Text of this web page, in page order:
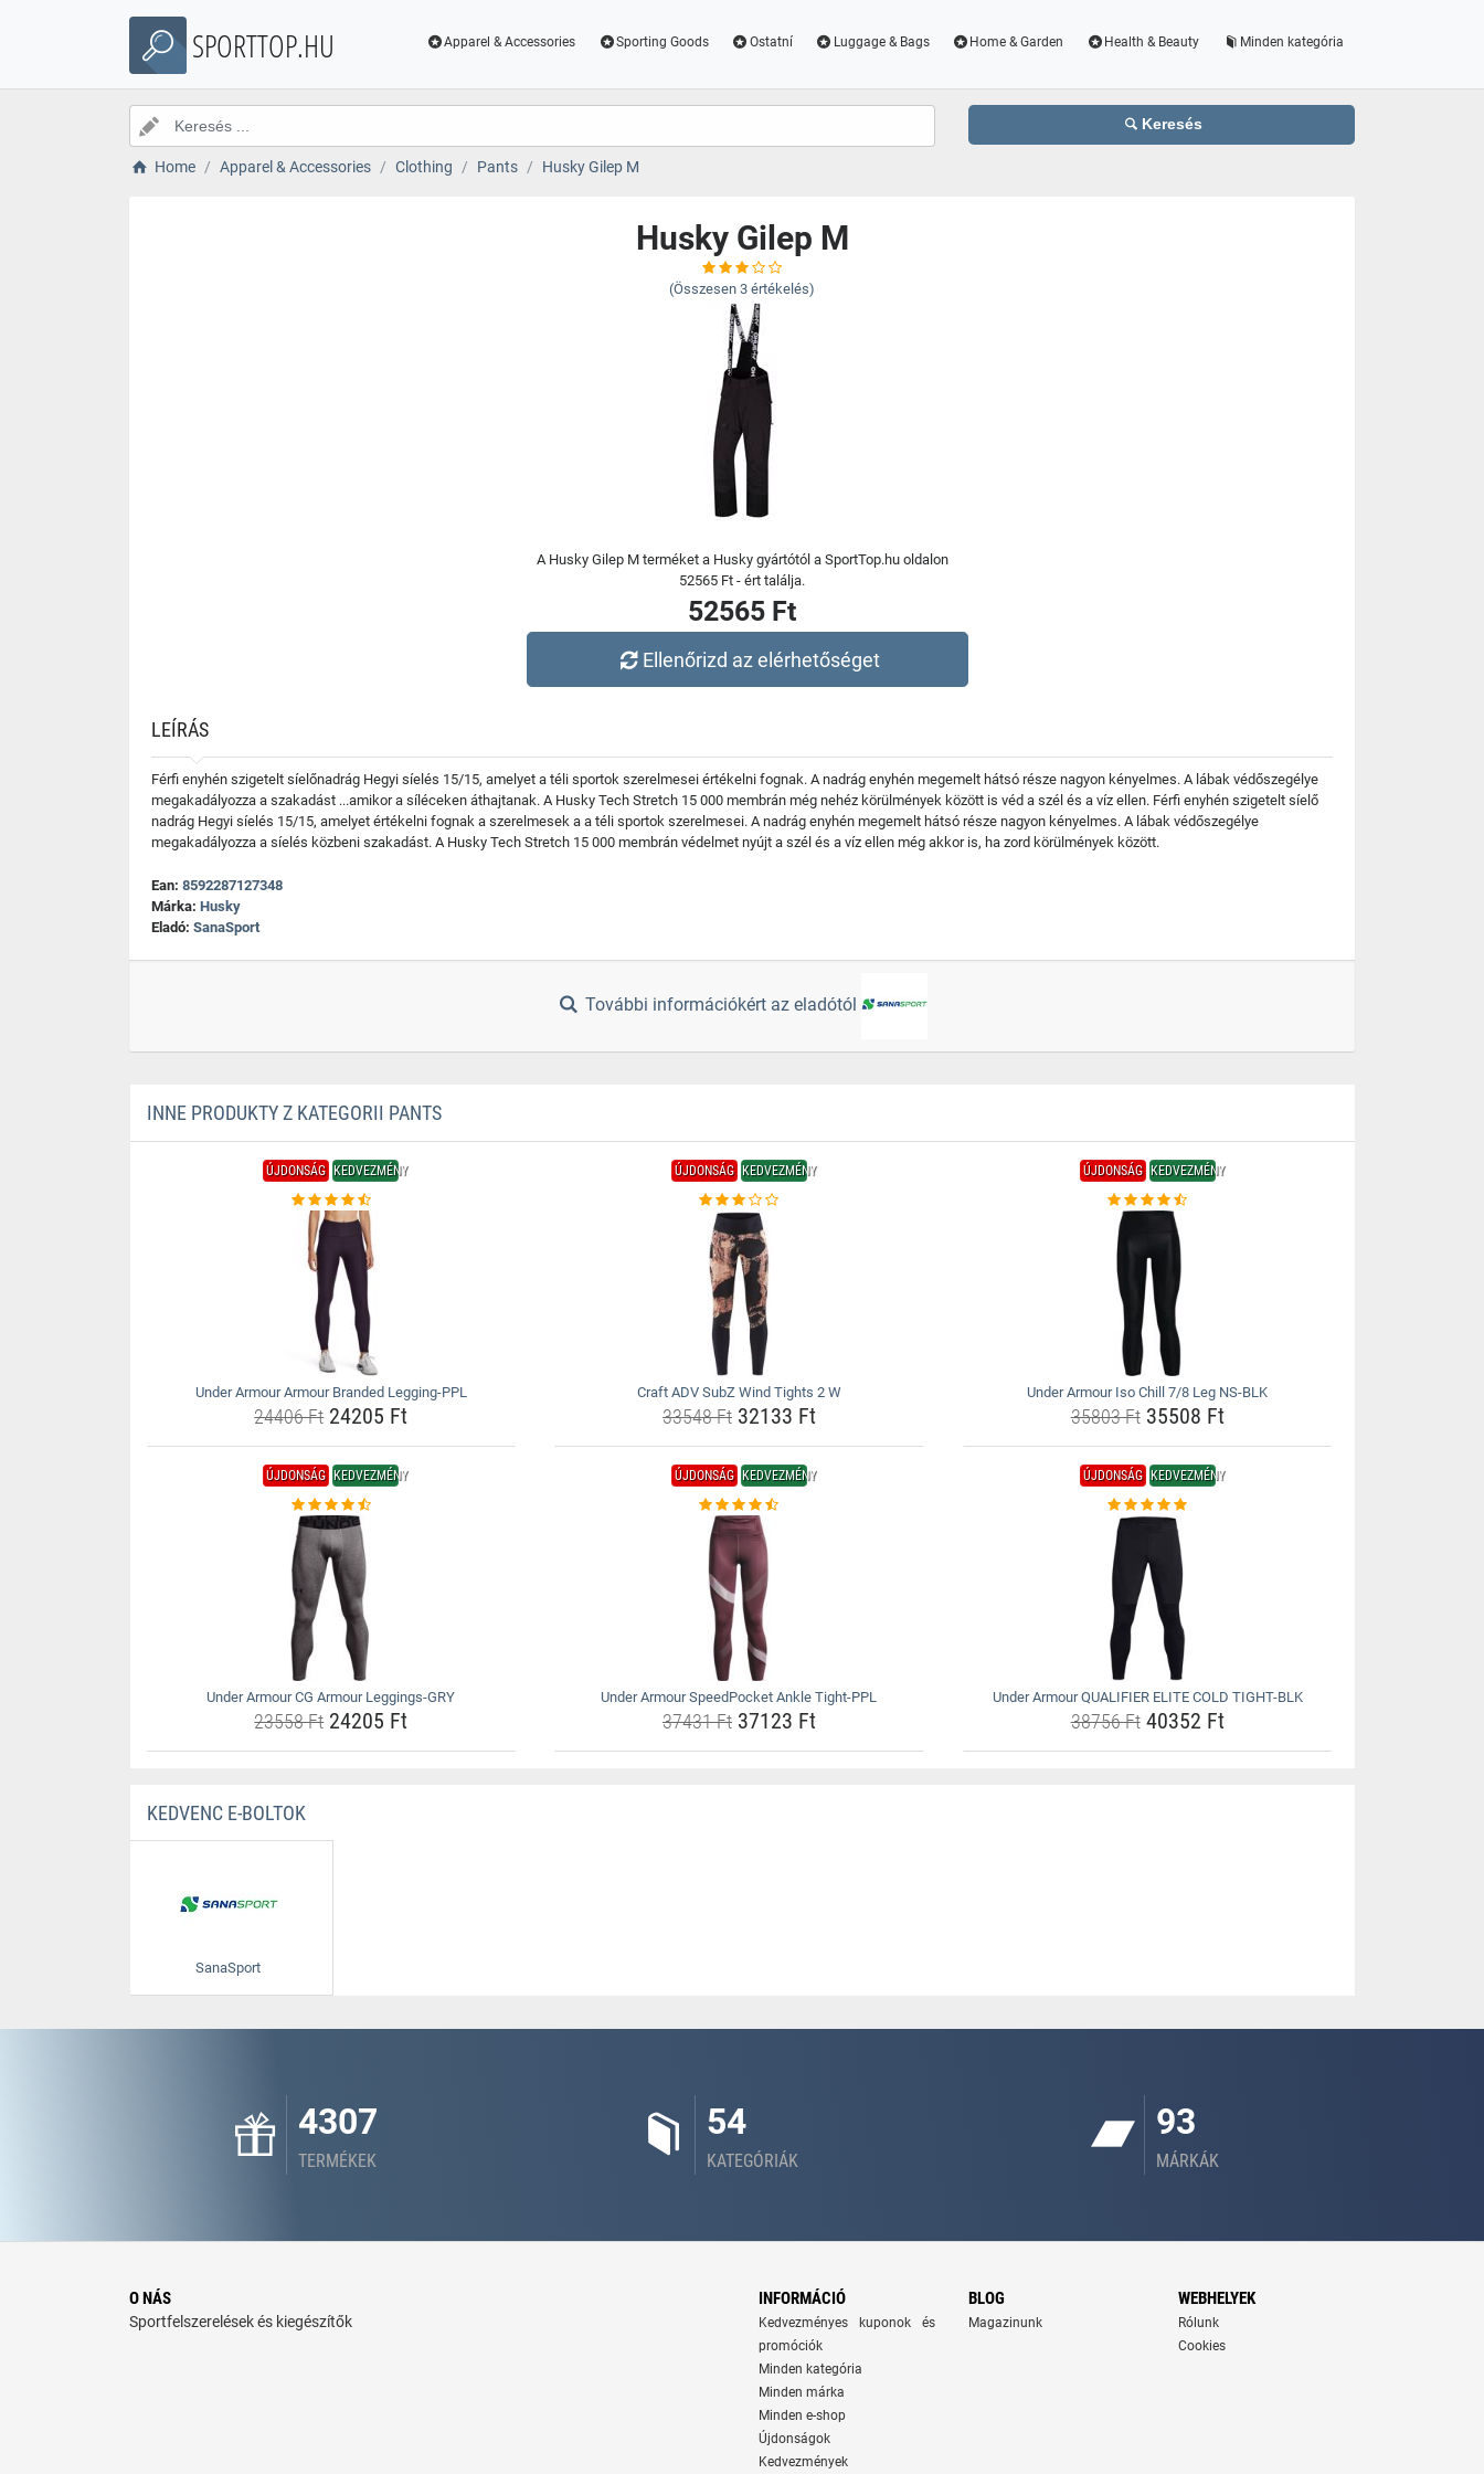
SPORTTOP.HU Apparel & Accessories Sporting Goods Ostatní Luggage & Bags Home & Garden Health & Beauty Minden kategória
Keresés
Home Apparel & Accessories Clothing Pants Husky Gilep M
Husky Gilep M
(Összesen 3 értékelés)
A Husky Gilep M terméket a Husky gyártótól a SportTop.hu oldalon
52565 Ft - ért találja.
52565 Ft
Ellenőrizd az elérhetőséget
LEÍRÁS
Férfi enyhén szigetelt síelőnadrág Hegyi síelés 15/15, amelyet a téli sportok szerelmesei értékelni fognak. A nadrág enyhén megemelt hátsó része nagyon kényelmes. A lábak védőszegélye
megakadályozza a szakadást ...amikor a síléceken áthajtanak. A Husky Tech Stretch 15 000 membrán még nehéz körülmények között is véd a szél és a víz ellen. Férfi enyhén szigetelt síelő
nadrág Hegyi síelés 15/15, amelyet értékelni fognak a szerelmesek a a téli sportok szerelmesei. A nadrág enyhén megemelt hátsó része nagyon kényelmes. A lábak védőszegélye
megakadályozza a síelés közbeni szakadást. A Husky Tech Stretch 15 000 membrán védelmet nyújt a szél és a víz ellen még akkor is, ha zord körülmények között.
Ean: 8592287127348
Márka: Husky
Eladó: SanaSport
További információkért az eladótól
INNE PRODUKTY Z KATEGORII PANTS
ÚJDONSÁG KEDVEZMÉNY
Under Armour Armour Branded Legging-PPL
24406 Ft24205 Ft
ÚJDONSÁG KEDVEZMÉNY
Craft ADV SubZ Wind Tights 2 W
33548 Ft32133 Ft
ÚJDONSÁG KEDVEZMÉNY
Under Armour Iso Chill 7/8 Leg NS-BLK
35803 Ft35508 Ft
ÚJDONSÁG KEDVEZMÉNY
Under Armour CG Armour Leggings-GRY
23558 Ft24205 Ft
ÚJDONSÁG KEDVEZMÉNY
Under Armour SpeedPocket Ankle Tight-PPL
37431 Ft37123 Ft
ÚJDONSÁG KEDVEZMÉNY
Under Armour QUALIFIER ELITE COLD TIGHT-BLK
38756 Ft40352 Ft
KEDVENC E-BOLTOK
SanaSport
4307
TERMÉKEK
54
KATEGÓRIÁK
93
MÁRKÁK
O NÁS
Sportfelszerelések és kiegészítők
INFORMÁCIÓ
Kedvezményes kuponok és
promóciók
Minden kategória
Minden márka
Minden e-shop
Újdonságok
Kedvezmények
BLOG
Magazinunk
WEBHELYEK
Rólunk
Cookies